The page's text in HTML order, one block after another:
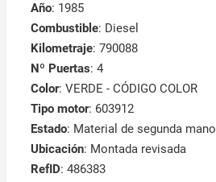
Año: 1985
Combustible: Diesel
Kilometraje: 790088
Nº Puertas: 4
Color: VERDE - CÓDIGO COLOR
Tipo motor: 603912
Estado: Material de segunda mano
Ubicación: Montada revisada
RefID: 486383